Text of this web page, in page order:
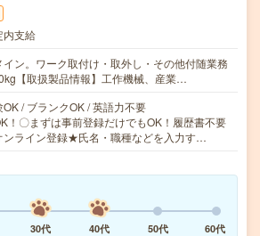
内支給
ン。ワーク取付け・取外し・その他付随業務
【取扱製品情報】工作機械、産業…
/ ブランクOK / 英語力不要
！〇まずは事前登録だけでもOK！履歴書不要
ンライン登録★氏名・職種などを入力す…
30代 40代 50代 60代